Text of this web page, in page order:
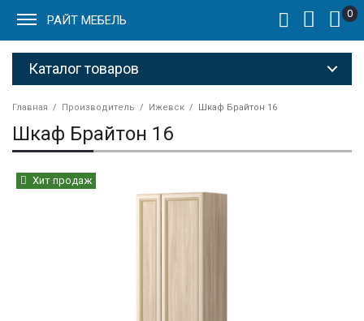
РАЙТ МЕБЕЛЬ 0
Каталог товаров
Главная Производитель Ижевск Шкаф Брайтон 16
Шкаф Брайтон 16
Хит продаж